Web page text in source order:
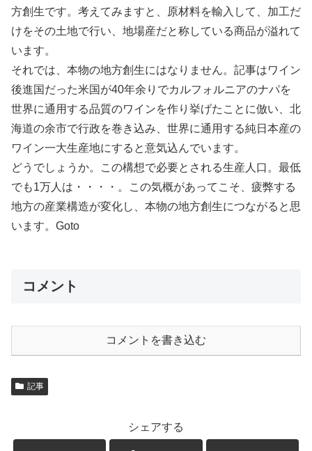
方創生です。考えてみますと、原材料を輸入して、加工だ
けをその土地で行い、地場産だと称している商品が溢れて
います。
それでは、本物の地方創生にはなりません。記事はワイン
後進国だった米国が40年余りでカルフォルニアのナパを
世界に通用する品質のワインを作り挙げたことに倣い、北
海道の余市で行政を巻き込み、世界に通用する純日本産の
ワイン一大生産地にすると意気込んでいます。
どうでしょうか。この構想で必要とされる生産人口。最低
でも1万人は・・・・。この気概があってこそ、疲弊する
地方の産業構造が変化し、本物の地方創生につながると思
います。Goto
コメント
コメントを書き込む
記事
シェアする